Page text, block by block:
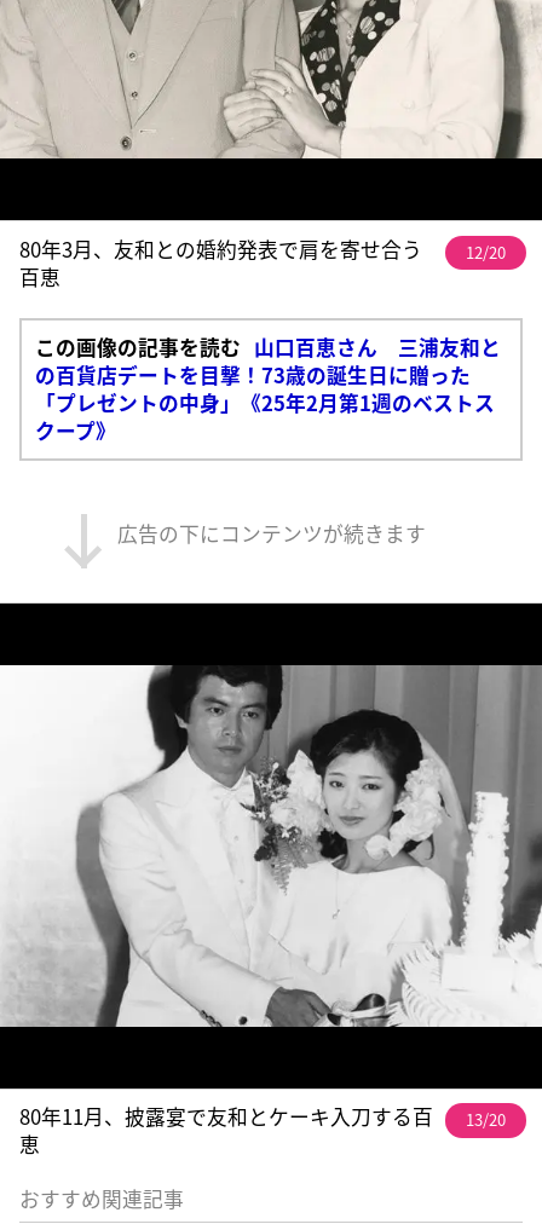
80年3月、友和との婚約発表で肩を寄せ合う
百恵
12/20
この画像の記事を読む 山口百恵さん 三浦友和と
の百貨店デートを目撃！73歳の誕生日に贈った
「プレゼントの中身」《25年2月第1週のベストス
クープ》
広告の下にコンテンツが続きます
80年11月、披露宴で友和とケーキ入刀する百
恵
13/20
おすすめ関連記事